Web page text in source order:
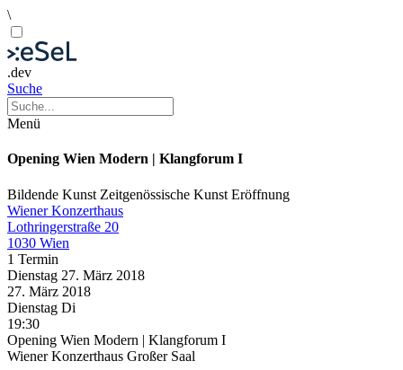
\
.dev
Suche
Menü
Opening Wien Modern | Klangforum I
Bildende Kunst Zeitgenössische Kunst Eröffnung
Wiener Konzerthaus
Lothringerstraße 20
1030 Wien
1 Termin
Dienstag 27. März 2018
27. März 2018
Dienstag Di
19:30
Opening Wien Modern | Klangforum I
Wiener Konzerthaus Großer Saal